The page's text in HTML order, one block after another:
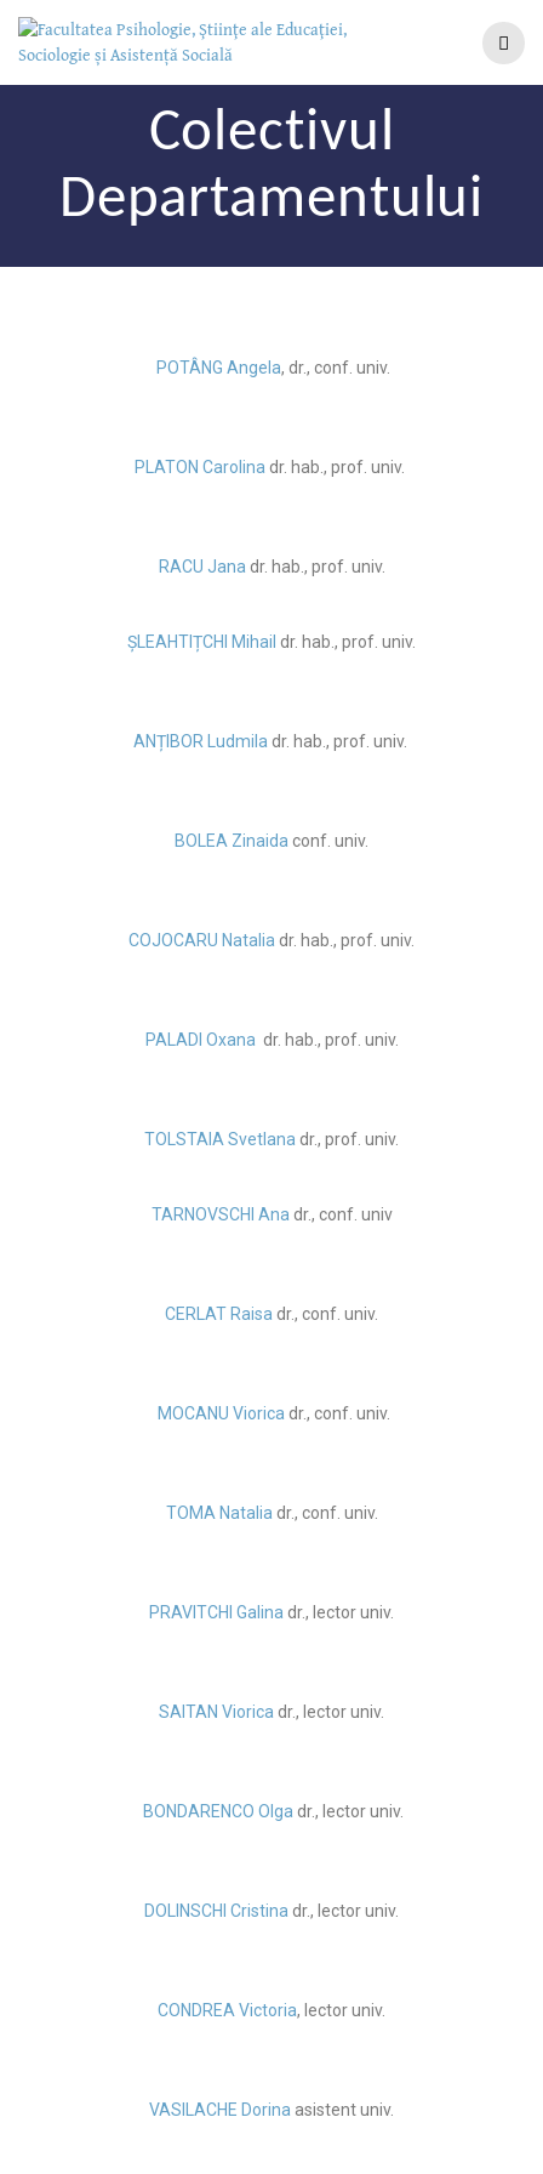
Colectivul
Departamentului
POTÂNG Angela, dr., conf. univ.
PLATON Carolina dr. hab., prof. univ.
RACU Jana dr. hab., prof. univ.
ȘLEAHTIȚCHI Mihail dr. hab., prof. univ.
ANȚIBOR Ludmila dr. hab., prof. univ.
BOLEA Zinaida conf. univ.
COJOCARU Natalia dr. hab., prof. univ.
PALADI Oxana dr. hab., prof. univ.
TOLSTAIA Svetlana dr., prof. univ.
TARNOVSCHI Ana dr., conf. univ
CERLAT Raisa dr., conf. univ.
MOCANU Viorica dr., conf. univ.
TOMA Natalia dr., conf. univ.
PRAVITCHI Galina dr., lector univ.
SAITAN Viorica dr., lector univ.
BONDARENCO Olga dr., lector univ.
DOLINSCHI Cristina dr., lector univ.
CONDREA Victoria, lector univ.
VASILACHE Dorina asistent univ.